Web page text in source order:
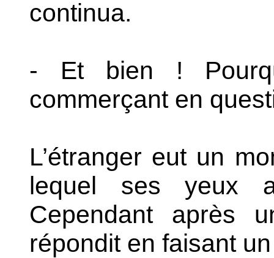
continua.
- Et bien !
commerçant en
L’étranger eut un
lequel ses yeux
Cependant après
répondit en faisant